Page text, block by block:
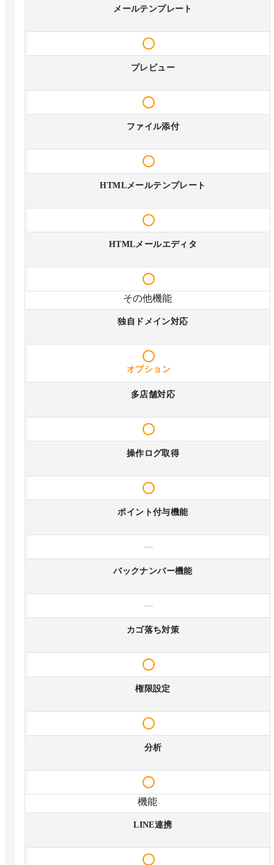
メールテンプレート
プレビュー
ファイル添付
HTMLメールテンプレート
HTMLメールエディタ
その他機能
独自ドメイン対応
オプション
多店舗対応
操作ログ取得
ポイント付与機能
—
バックナンバー機能
—
カゴ落ち対策
権限設定
分析
機能
LINE連携